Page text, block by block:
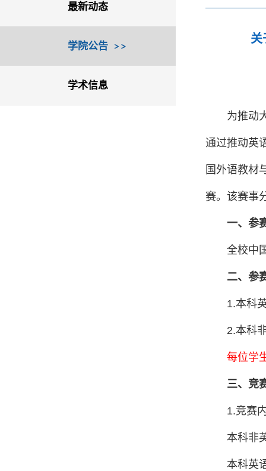
最新动态
学院公告
学术信息
关
为推动
通过推动英
国外语教材
赛。该赛事
一、参
全校中
二、参
1.本科
2.本科
每位学
三、竞
1.竞赛
本科非
本科英